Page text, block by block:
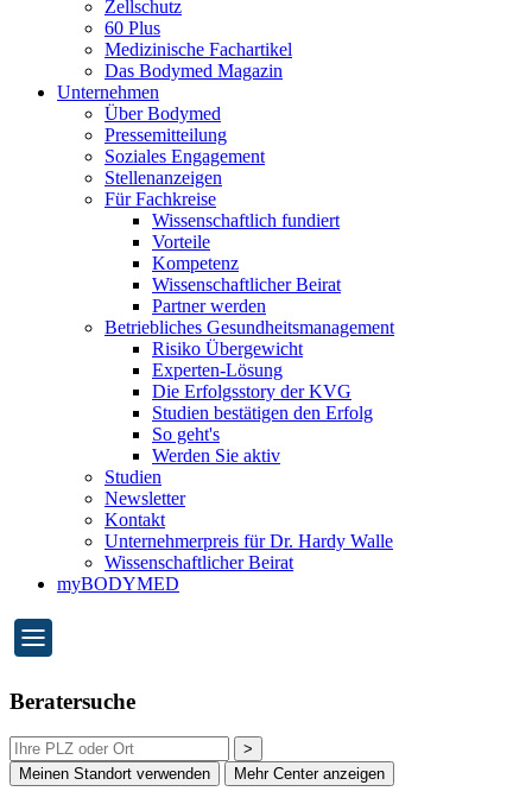
Zellschutz
60 Plus
Medizinische Fachartikel
Das Bodymed Magazin
Unternehmen
Über Bodymed
Pressemitteilung
Soziales Engagement
Stellenanzeigen
Für Fachkreise
Wissenschaftlich fundiert
Vorteile
Kompetenz
Wissenschaftlicher Beirat
Partner werden
Betriebliches Gesundheitsmanagement
Risiko Übergewicht
Experten-Lösung
Die Erfolgsstory der KVG
Studien bestätigen den Erfolg
So geht's
Werden Sie aktiv
Studien
Newsletter
Kontakt
Unternehmerpreis für Dr. Hardy Walle
Wissenschaftlicher Beirat
myBODYMED
Beratersuche
>
Meinen Standort verwenden
Mehr Center anzeigen